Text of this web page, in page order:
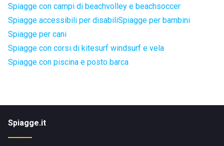
Spiagge con campi di beachvolley e beachsoccer
Spiagge accessibili per disabiliSpiagge per bambini
Spiagge per cani
Spiagge con corsi di kitesurf windsurf e vela
Spiagge con piscina e posto barca
Spiagge.it